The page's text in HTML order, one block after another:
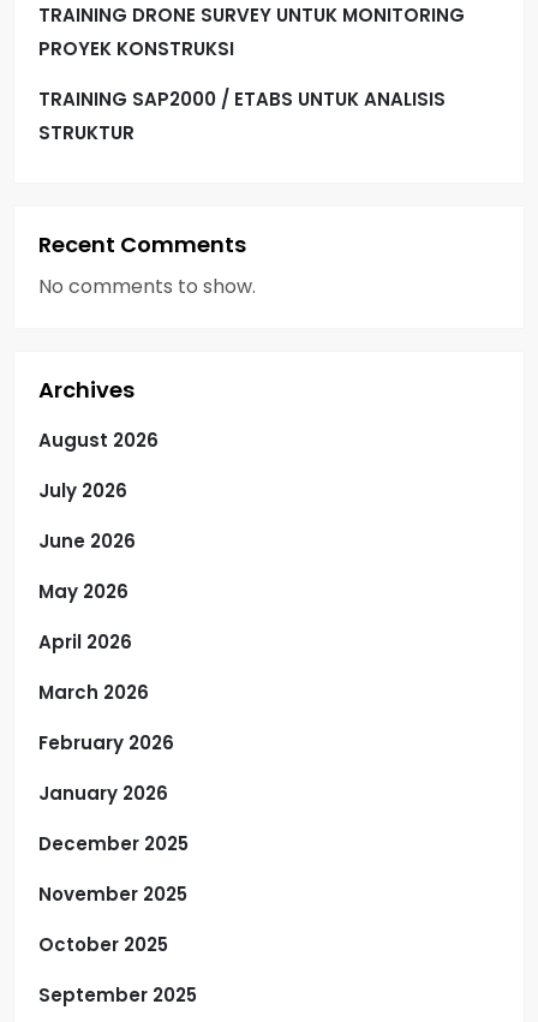
TRAINING DRONE SURVEY UNTUK MONITORING
PROYEK KONSTRUKSI
TRAINING SAP2000 / ETABS UNTUK ANALISIS
STRUKTUR
Recent Comments
No comments to show.
Archives
August 2026
July 2026
June 2026
May 2026
April 2026
March 2026
February 2026
January 2026
December 2025
November 2025
October 2025
September 2025